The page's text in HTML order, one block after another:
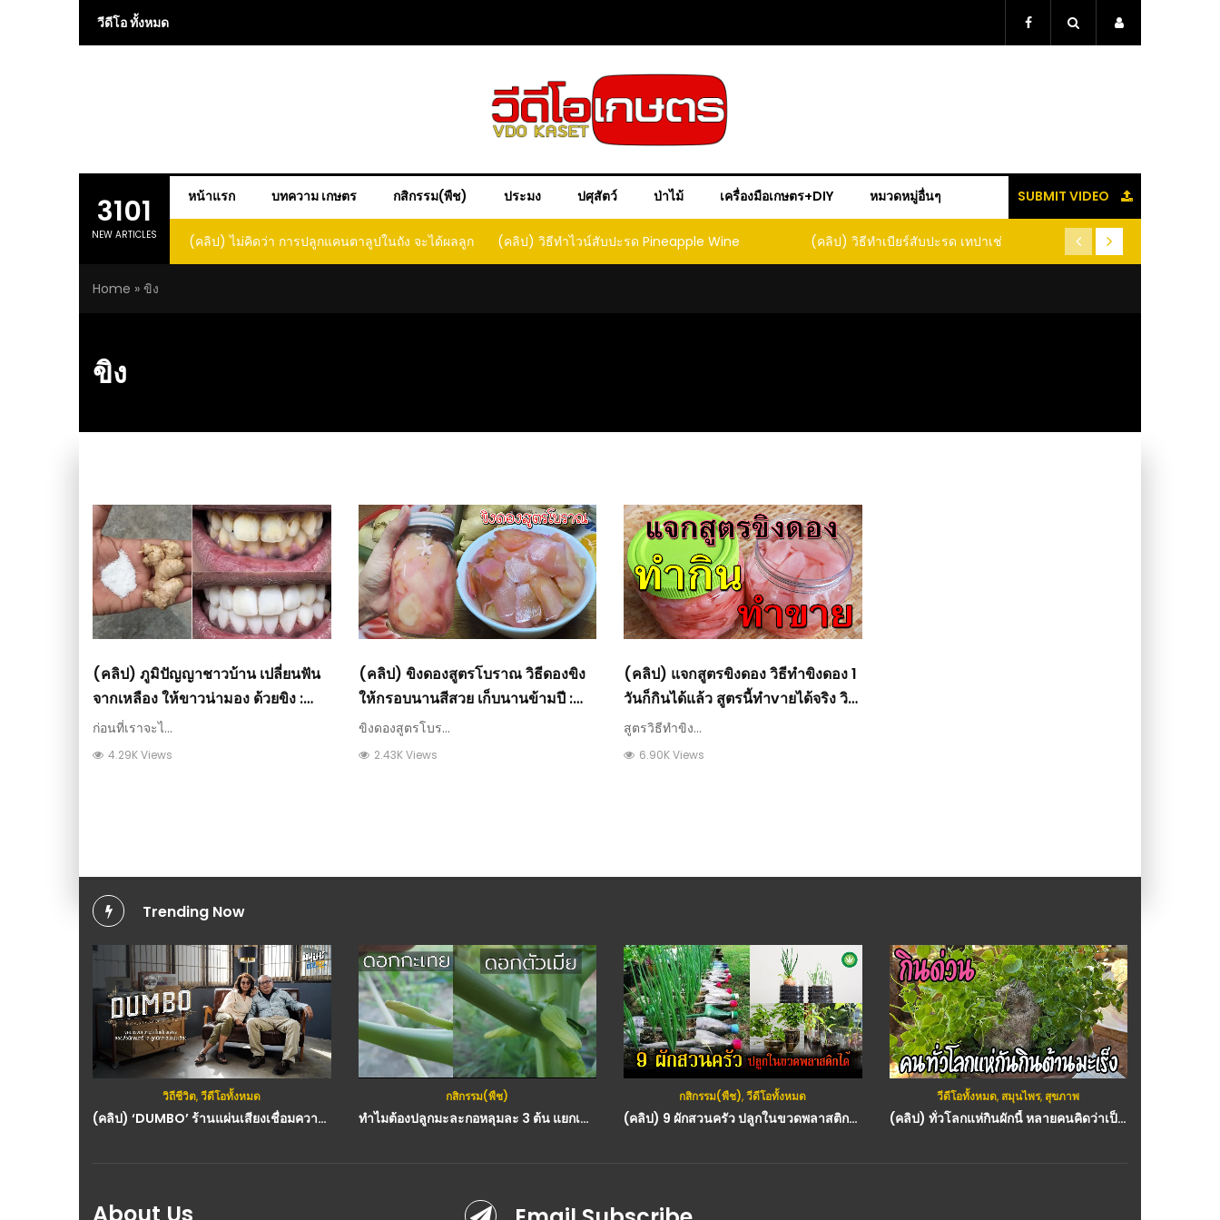
วีดีโอ ทั้งหมด
3101
NEW ARTICLES
หน้าแรก บทความ เกษตร กสิกรรม(พืช) ประมง ปศุสัตว์ ป่าไม้ เครื่องมือเกษตร+DIY หมวดหมู่อื่นๆ SUBMIT VIDEO
(คลิป) ไม่คิดว่า การปลูกแคนตาลูปในถัง จะได้ผลลูก
โตและหวานขนาดนี้ I didn’t expect that
(คลิป) วิธีทำไวน์สับปะรด Pineapple Wine (คลิป) วิธีทำเบียร์สับปะรด เทปาเช่
(คลิป) รู้แล้วจะหนาว!! หัวเดี
หนอนแมลง หนีกระเจิง
Home » ขิง
ขิง
(คลิป) ภูมิปัญญาชาวบ้าน เปลี่ยนฟัน
จากเหลือง ให้ขาวน่ามอง ด้วยขิง :
วีดีโอ เกษตร
ก่อนที่เราจะไ...
4.29K Views
(คลิป) ขิงดองสูตรโบราณ วิธีดองขิง
ให้กรอบนานสีสวย เก็บนานข้ามปี :
วีดีโอ เกษตร
ขิงดองสูตรโบร...
2.43K Views
(คลิป) แจกสูตรขิงดอง วิธีทำขิงดอง 1
วันก็กินได้แล้ว สูตรนี้ทำvายได้จริง วิธี
ถนอมอาหาร เก็บไว้กินนานๆ : วีดีโอ
เกษตร
สูตรวิธีทำขิง...
6.90K Views
Trending Now
วิถีชีวิต,วีดีโอทั้งหมด
(คลิป) ‘DUMBO’ ร้านแผ่นเสียงเชื่อมความสัมพันธ์ระหว่างพ่อนักดนตรีและลูกสาวผู้มีเสียงเพลงในความทรงจำ
กสิกรรม(พืช)
ทำไมต้องปลูกมะละกอหลุมละ 3 ต้น แยกเพศมะละกอด้วยดอก
กสิกรรม(พืช),วีดีโอทั้งหมด
(คลิป) 9 ผักสวนครัว ปลูกในขวดพลาสติกได้ โตเร็ว ใช้พื้นที่น้อย – grow vegetables : วีดีโอ เกษตร
วีดีโอทั้งหมด, สมุนไพร, สุขภาพ
(คลิป) ทั่วโลกแห่กินผักนี้ หลายคนคิดว่าเป็นวัชพืช สรรพคุณกินต้านมะเร็งได้เป็นอย่างดี : วีดีโอ เกษตร